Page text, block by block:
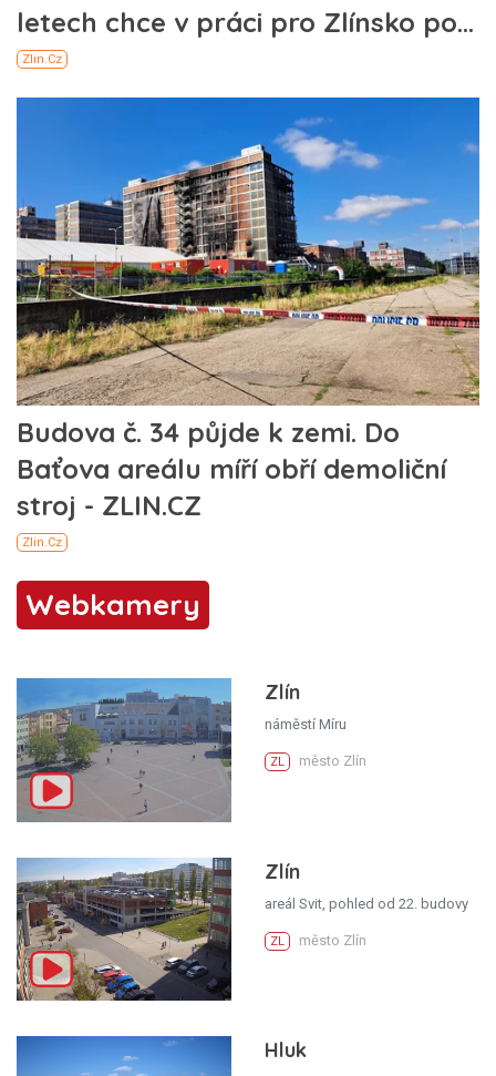
Webkamery
Zlín
náměstí Míru
ZL město Zlín
Zlín
areál Svit, pohled od 22. budovy
ZL město Zlín
Hluk